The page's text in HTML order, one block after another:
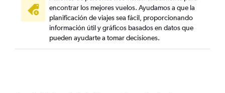
encontrar los mejores vuelos. Ayudamos a que la
planificación de viajes sea fácil, proporcionando
información útil y gráficos basados en datos que
pueden ayudarte a tomar decisiones.